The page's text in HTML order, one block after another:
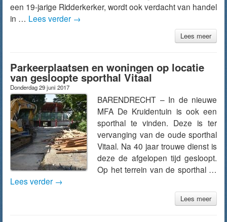
een 19-jarige Ridderkerker, wordt ook verdacht van handel
in … Lees verder →
Lees meer
Parkeerplaatsen en woningen op locatie
van gesloopte sporthal Vitaal
Donderdag 29 juni 2017
BARENDRECHT – In de nieuwe
MFA De Kruidentuin is ook een
sporthal te vinden. Deze is ter
vervanging van de oude sporthal
Vitaal. Na 40 jaar trouwe dienst is
deze de afgelopen tijd gesloopt.
Op het terrein van de sporthal …
Lees verder →
Lees meer